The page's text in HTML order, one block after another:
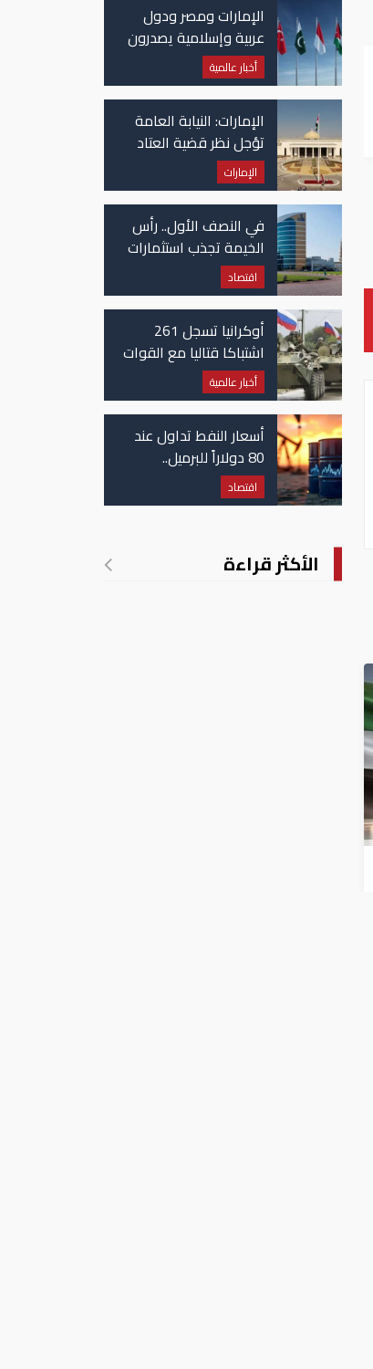
الإمارات ومصر ودول
عربية وإسلامية يصدرون
بيانا مشتركا بشأن
الانتهاكات الإسرائيلية
في غزة
أخبار عالمية
الإمارات: النيابة العامة
تؤجل نظر قضية العتاد
العسكري للسودان
الإمارات
في النصف الأول.. رأس
الخيمة تجذب استثمارات
تتجاوز 771 مليون درهم
اقتصاد
أوكرانيا تسجل 261
اشتباكا قتاليا مع القوات
الروسية
أخبار عالمية
أسعار النفط تداول عند
80 دولاراً للبرميل..
وتراجع الأسهم
الأمريكية
اقتصاد
الأكثر قراءة